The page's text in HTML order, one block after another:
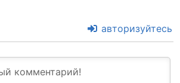
авторизуйтесь